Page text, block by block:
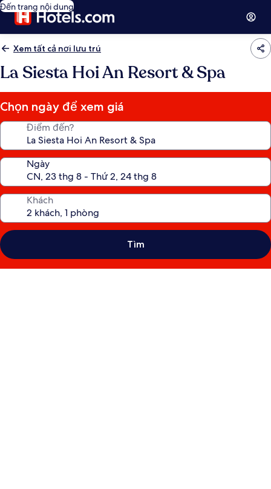
Đến trang nội dung
Xem tất cả nơi lưu trú
La Siesta Hoi An Resort & Spa
Chọn ngày để xem giá
Điểm đến?
Ngày
Khách
Tìm